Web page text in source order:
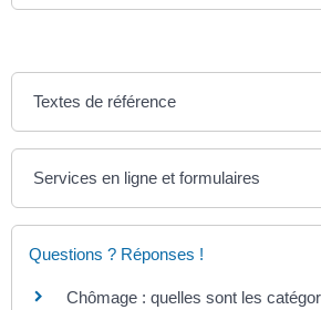
Textes de référence
Services en ligne et formulaires
Questions ? Réponses !
Chômage : quelles sont les